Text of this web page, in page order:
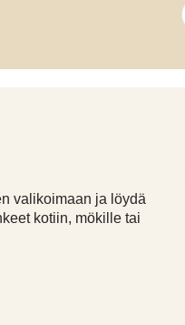
valikoimaan ja löydä
kotiin, mökille tai